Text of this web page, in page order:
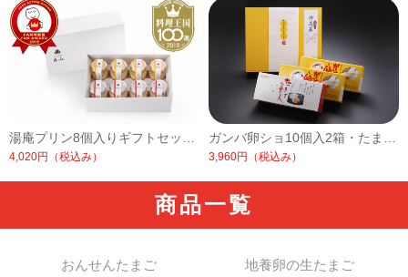
湯庵プリン8個入りギフトセット【冷蔵便】
4,020円 （税込み）
ガンバ卵ショ10個入2箱・たまご美人10個入1箱セット【化粧箱入り】【5～10月は冷蔵便】
3,960円 （税込み）
商品一覧
おんせんたまご 地養卵の生たまご